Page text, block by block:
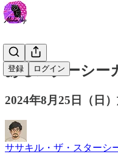
登録 ログイン
あるスターシー
2024年8月25日（日
ササキル・ザ・スターシ